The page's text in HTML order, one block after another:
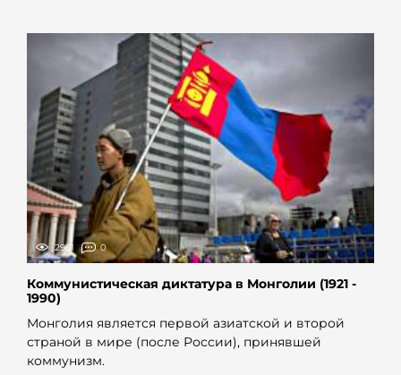
2931 0
Коммунистическая диктатура в Монголии (1921 -
1990)
Монголия является первой азиатской и второй
страной в мире (после России), принявшей
коммунизм.